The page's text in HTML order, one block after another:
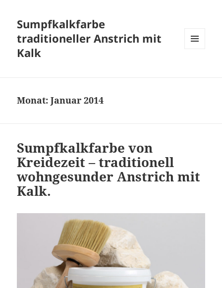
Sumpfkalkfarbe
traditioneller Anstrich mit
Kalk
Monat:Januar 2014
Sumpfkalkfarbe von
Kreidezeit – traditionell
wohngesunder Anstrich mit
Kalk.